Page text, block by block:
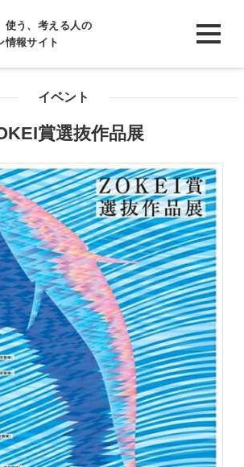
使う、考える人の
情報サイト
イベント
賞選抜作品展